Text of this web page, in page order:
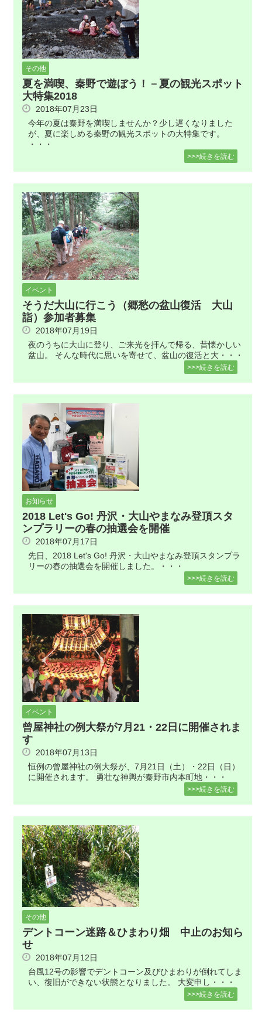
その他
夏を満喫、秦野で遊ぼう！－夏の観光スポット
大特集2018
2018年07月23日
今年の夏は秦野を満喫しませんか？少し遅くなりました
が、夏に楽しめる秦野の観光スポットの大特集です。
・・・
>>>続きを読む
イベント
そうだ大山に行こう（郷愁の盆山復活 大山
詣）参加者募集
2018年07月19日
夜のうちに大山に登り、ご来光を拝んで帰る、昔懐かしい
盆山。 そんな時代に思いを寄せて、盆山の復活と大・・・
>>>続きを読む
お知らせ
2018 Let's Go! 丹沢・大山やまなみ登頂スタ
ンプラリーの春の抽選会を開催
2018年07月17日
先日、2018 Let's Go! 丹沢・大山やまなみ登頂スタンプラ
リーの春の抽選会を開催しました。・・・
>>>続きを読む
イベント
曾屋神社の例大祭が7月21・22日に開催されま
す
2018年07月13日
恒例の曾屋神社の例大祭が、7月21日（土）・22日（日）
に開催されます。 勇壮な神輿が秦野市内本町地・・・
>>>続きを読む
その他
デントコーン迷路＆ひまわり畑 中止のお知ら
せ
2018年07月12日
台風12号の影響でデントコーン及びひまわりが倒れてしま
い、復旧ができない状態となりました。 大変申し・・・
>>>続きを読む